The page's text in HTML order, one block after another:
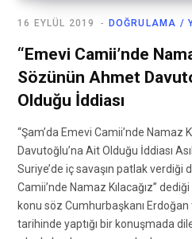
DOĞRULAMA /
16 EYLÜL 2019
“Emevi Camii’nde
Sözünün Ahmet
Olduğu İddiası
“Şam’da Emevi Camii’nde Namaz
Davutoğlu’na Ait Olduğu İddiası
Suriye’de iç savaşın patlak verdiği
Camii’nde Namaz Kılacağız”
konu söz Cumhurbaşkanı
tarihinde yaptığı bir konuşmada